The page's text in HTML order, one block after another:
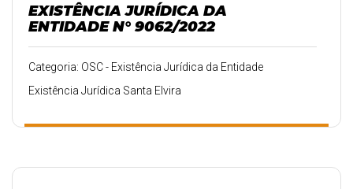
EXISTÊNCIA JURÍDICA DA
ENTIDADE N° 9062/2022
Categoria: OSC - Existência Jurídica da Entidade
Existência Jurídica Santa Elvira